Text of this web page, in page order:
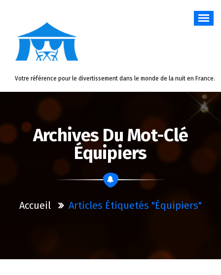
Votre référence pour le divertissement dans le monde de la nuit en France.
Archives Du Mot-Clé
Équipiers
Accueil Articles Étiquetés "équipiers"